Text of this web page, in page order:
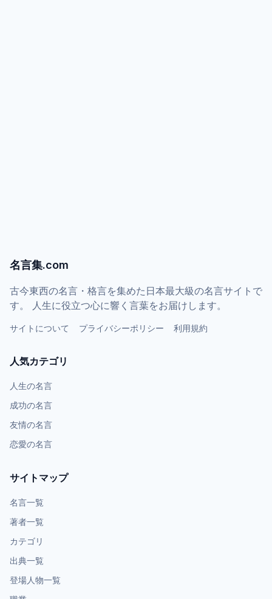
名言集.com
古今東西の名言・格言を集めた日本最大級の名言サイトで
す。 人生に役立つ心に響く言葉をお届けします。
サイトについて プライバシーポリシー 利用規約
人気カテゴリ
人生の名言
成功の名言
友情の名言
恋愛の名言
サイトマップ
名言一覧
著者一覧
カテゴリ
出典一覧
登場人物一覧